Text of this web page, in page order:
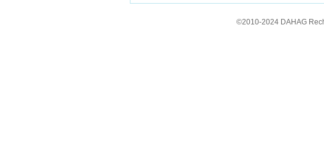
©2010-2024 DAHAG